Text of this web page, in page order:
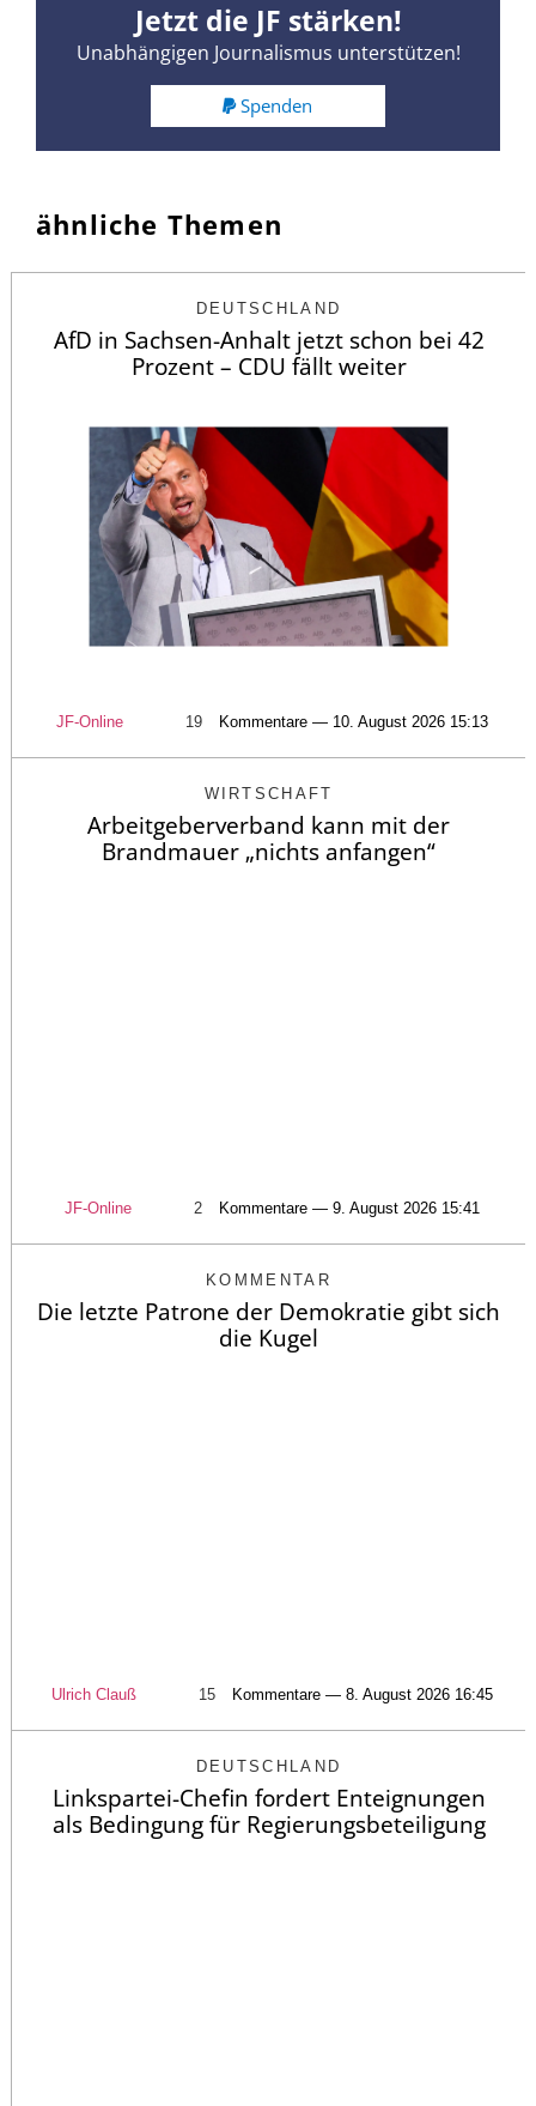
Jetzt die JF stärken!
Unabhängigen Journalismus unterstützen!
Spenden
ähnliche Themen
DEUTSCHLAND
AfD in Sachsen-Anhalt jetzt schon bei 42
Prozent – CDU fällt weiter
JF-Online 19 Kommentare — 10. August 2026 15:13
WIRTSCHAFT
Arbeitgeberverband kann mit der
Brandmauer „nichts anfangen“
JF-Online 2 Kommentare — 9. August 2026 15:41
KOMMENTAR
Die letzte Patrone der Demokratie gibt sich
die Kugel
Ulrich Clauß 15 Kommentare — 8. August 2026 16:45
DEUTSCHLAND
Linkspartei-Chefin fordert Enteignungen
als Bedingung für Regierungsbeteiligung